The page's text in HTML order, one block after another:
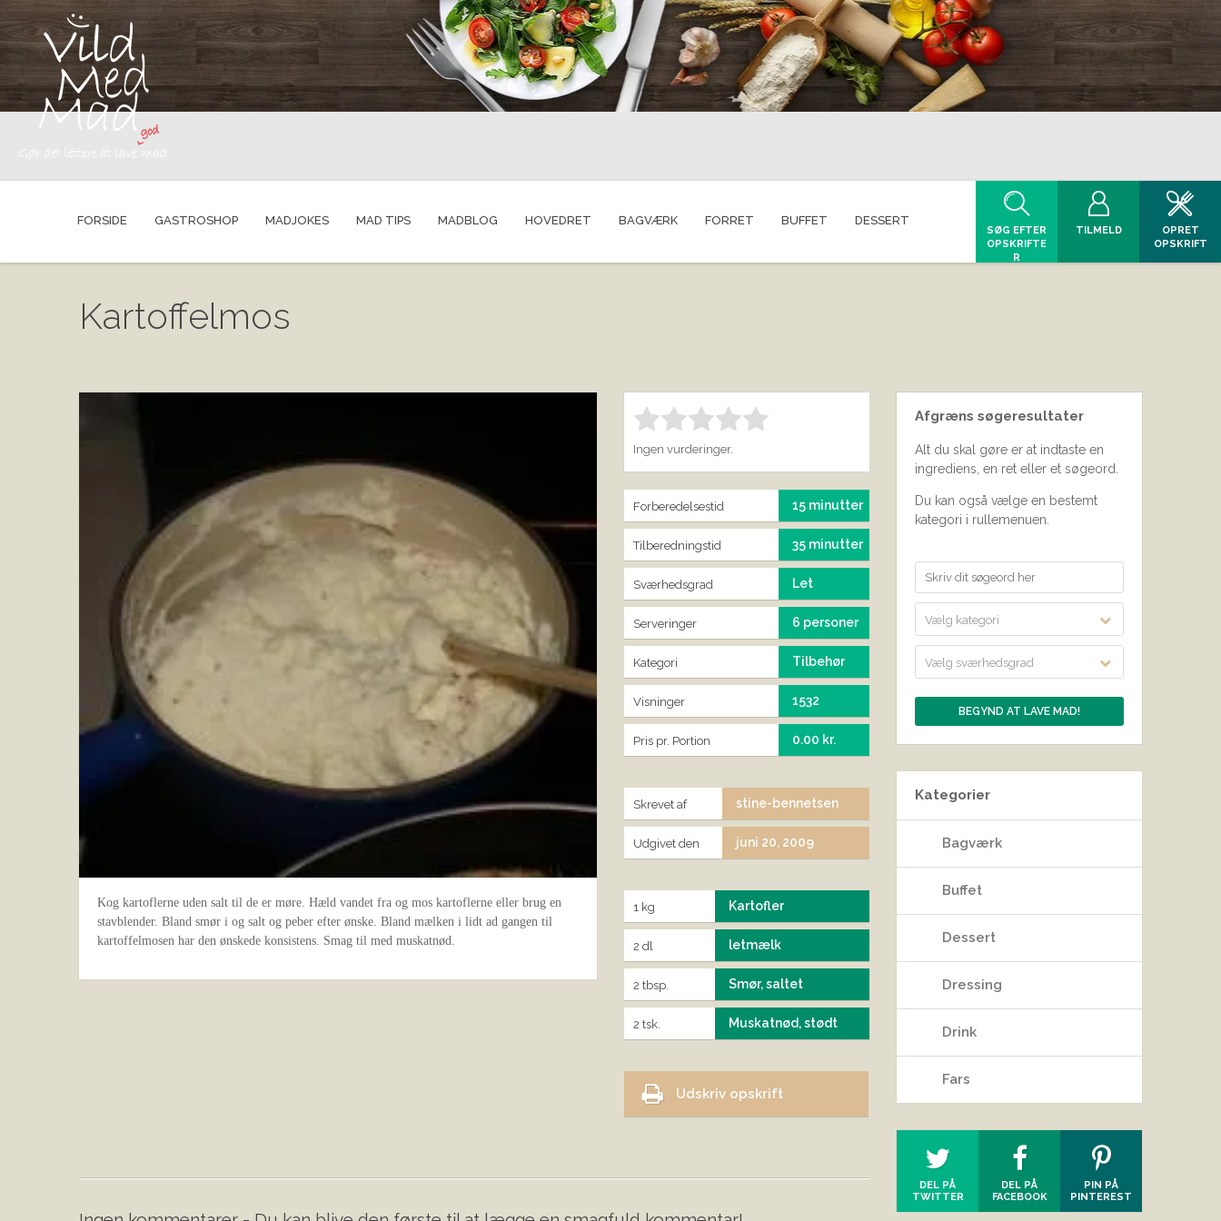
FORSIDE GASTROSHOP MADJOKES MAD TIPS MADBLOG HOVEDRET BAGVÆRK FORRET BUFFET DESSERT
SØG EFTER
OPSKRIFTE
R
TILMELD
OPRET
OPSKRIFT
Kartoffelmos
Bedøm denne vare: 1.00 INDSEND BEDØMMELSE
Ingen vurderinger.
Forberedelsestid 15 minutter
Tilberedningstid 35 minutter
Sværhedsgrad Let
Serveringer 6 personer
Kategori Tilbehør
Visninger 1532
Pris pr. Portion 0.00 kr.
Skrevet af stine-bennetsen
Udgivet den juni 20, 2009
1 kg Kartofler
2 dl letmælk
2 tbsp. Smør, saltet
2 tsk. Muskatnød, stødt
Udskriv opskrift
Kog kartoflerne uden salt til de er møre. Hæld vandet fra og mos kartoflerne eller brug en
stavblender. Bland smør i og salt og peber efter ønske. Bland mælken i lidt ad gangen til
kartoffelmosen har den ønskede konsistens. Smag til med muskatnød.
Afgræns søgeresultater
Alt du skal gøre er at indtaste en
ingrediens, en ret eller et søgeord.
Du kan også vælge en bestemt
kategori i rullemenuen.
Vælg kategori
Vælg sværhedsgrad
Kategorier
Bagværk
Buffet
Dessert
Dressing
Drink
Fars
DEL PÅ
TWITTER
DEL PÅ
FACEBOOK
PIN PÅ
PINTEREST